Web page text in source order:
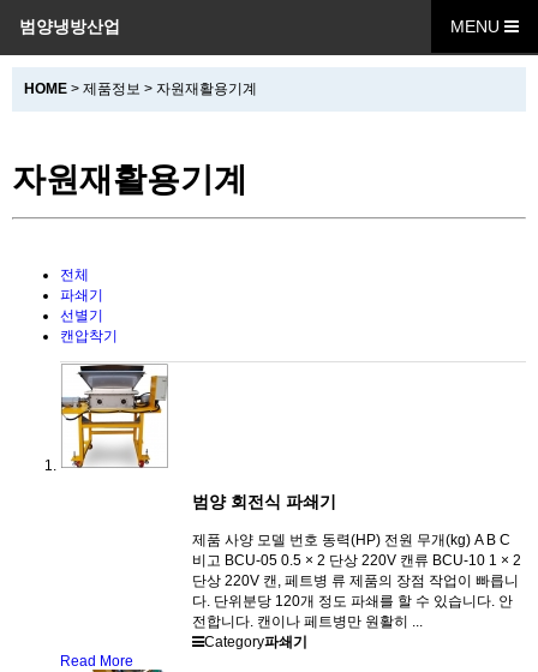
범양냉방산업 MENU
HOME > 제품정보 > 자원재활용기계
자원재활용기계
전체
파쇄기
선별기
캔압착기
범양 회전식 파쇄기
제품 사양 모델 번호 동력(HP) 전원 무개(kg) A B C
비고 BCU-05 0.5 × 2 단상 220V 캔류 BCU-10 1 × 2
단상 220V 캔, 페트병 류 제품의 장점 작업이 빠릅니
다. 단위분당 120개 정도 파쇄를 할 수 있습니다. 안
전합니다. 캔이나 페트병만 원활히 ...
Category파쇄기
Read More